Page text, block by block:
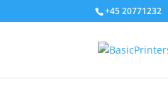
+45 20771232